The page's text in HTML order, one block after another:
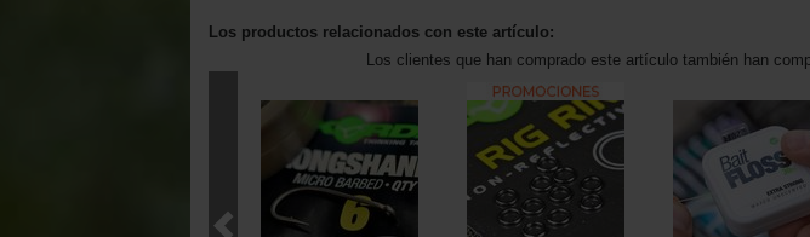
Los productos relacionados con este artículo:
Los clientes que han comprado este artículo también han